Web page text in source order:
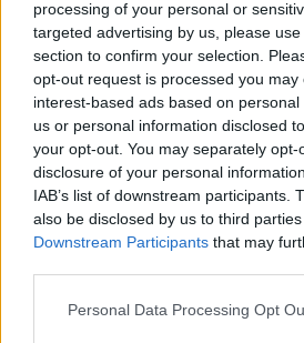
processing of your personal or
targeted advertising by us, please
section to confirm your selection.
opt-out request is processed you may
interest-based ads based on
us or personal information disclosed
your opt-out. You may separately
disclosure of your personal
IAB’s list of downstream participants.
also be disclosed by us to third
Downstream Participants that may
Please note that this website/app
Personal Data Processing Opt
Βλεφαροπλαστική!
χαμένη σου έκφραση
23.12.2010
Υγεια
Lifitng δοντιών: Μήπως για
δώρο το τέλειο χαμόγελο;
ΔΙΑΦΗΜΙΣΗ